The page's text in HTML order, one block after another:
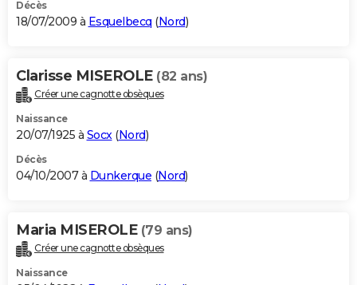
Décès
18/07/2009 à Esquelbecq (Nord)
Clarisse MISEROLE (82 ans)
Créer une cagnotte obsèques
Naissance
20/07/1925 à Socx(Nord)
Décès
04/10/2007 à Dunkerque (Nord)
Maria MISEROLE (79 ans)
Créer une cagnotte obsèques
Naissance